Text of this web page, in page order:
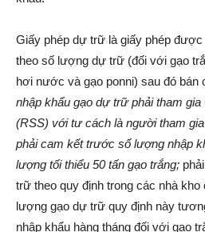
Giấy phép dự trữ là giấy phép
theo số lượng dự trữ (đối với gạo
hơi nước và gạo ponni) sau đó bán
nhập khẩu gạo dự trữ phải tham
(RSS) với tư cách là người tham
phải cam kết trước số lượng nhập
lượng tối thiểu 50 tấn gạo trắng;
trữ theo quy định trong các nhà kho
lượng gạo dự trữ quy định này
nhập khẩu hàng tháng đối với gạo